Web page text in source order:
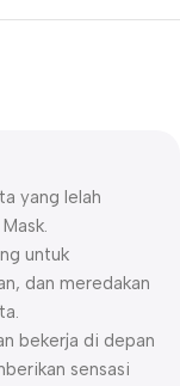
yang lelah
untuk
dan meredakan
bekerja di depan
sensasi